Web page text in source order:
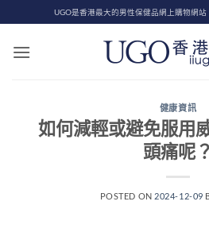
to
content
UGO是香港最大的男性保健品網上購物網
健康資訊
如何減輕或避免服用
頭痛呢？
POSTED ON 2024-12-09